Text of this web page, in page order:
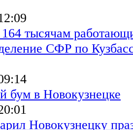
164 тысячам
СФР по
бум в Новокузнецке
Новокузнецку